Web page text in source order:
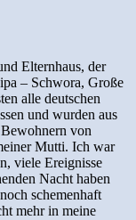
Elternhaus, der
– Schwora, Große
alle deutschen
und wurden aus
von
Mutti. Ich war
viele Ereignisse
Nacht haben
schemenhaft
mehr in meine